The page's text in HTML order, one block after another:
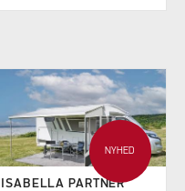
NYHED
ISABELLA PARTNER